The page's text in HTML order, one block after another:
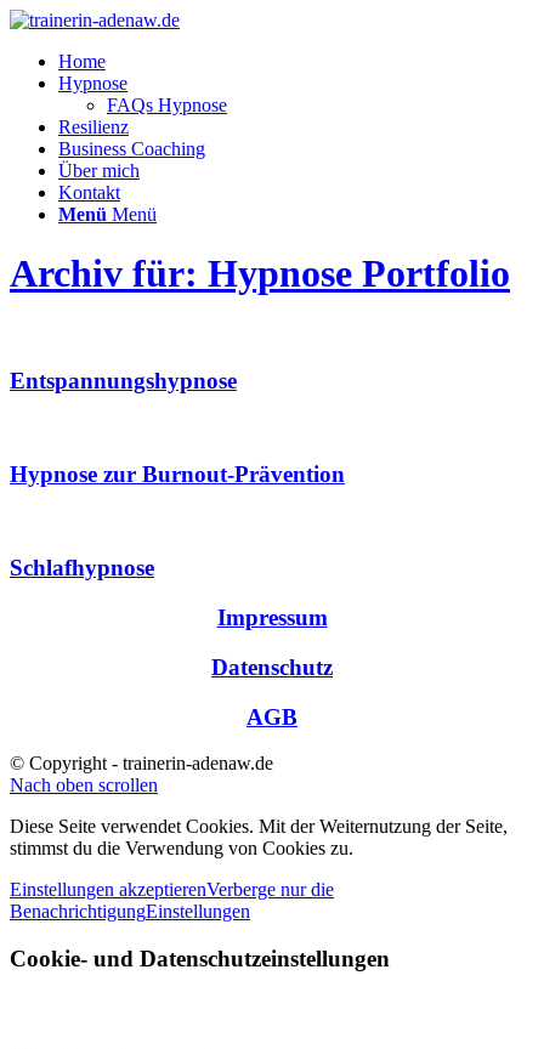
Home
Hypnose
FAQs Hypnose
Resilienz
Business Coaching
Über mich
Kontakt
Menü Menü
Archiv für: Hypnose Portfolio
Entspannungshypnose
Hypnose zur Burnout-Prävention
Schlafhypnose
Impressum
Datenschutz
AGB
© Copyright - trainerin-adenaw.de
Nach oben scrollen
Diese Seite verwendet Cookies. Mit der Weiternutzung der Seite,
stimmst du die Verwendung von Cookies zu.
Einstellungen akzeptierenVerberge nur die
BenachrichtigungEinstellungen
Cookie- und Datenschutzeinstellungen